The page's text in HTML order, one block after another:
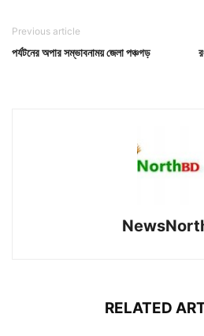
Previous article
পর্যটনের অপার সম্ভাবনাময় জেলা পঞ্চগড়
RELATED